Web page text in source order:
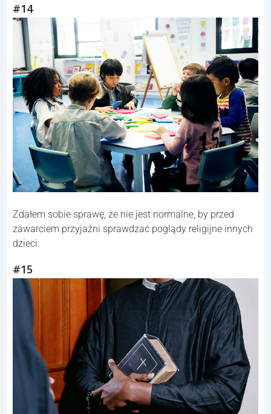
#14
Zdałem sobie sprawę, że nie jest normalne, by przed
zawarciem przyjaźni sprawdzać poglądy religijne innych
dzieci.
#15